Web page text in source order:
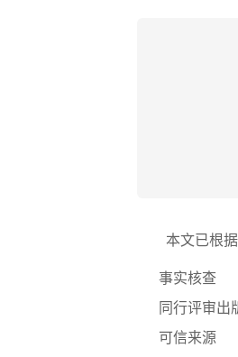
本文已根
事实核查
同行评审出
可信来源